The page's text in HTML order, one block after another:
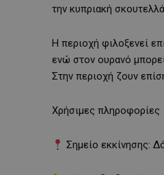
την κυπριακή
Η περιοχή φιλοξενεί
ενώ στον ουρανό
Στην περιοχή ζουν
Χρήσιμες πληροφορίες
Σημείο εκκίνησης: